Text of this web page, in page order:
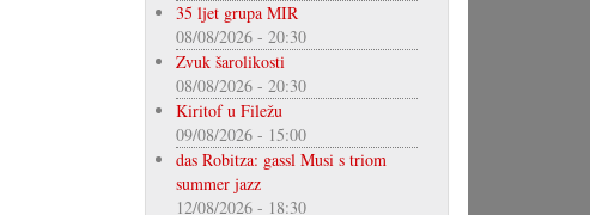
35 ljet grupa MIR
08/08/2026 - 20:30
Zvuk šarolikosti
08/08/2026 - 20:30
Kiritof u Filežu
09/08/2026 - 15:00
das Robitza: gassl Musi s triom
summer jazz
12/08/2026 - 18:30